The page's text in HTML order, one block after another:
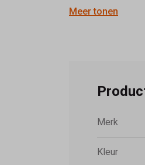
Meer tonen
Merk
Kleur